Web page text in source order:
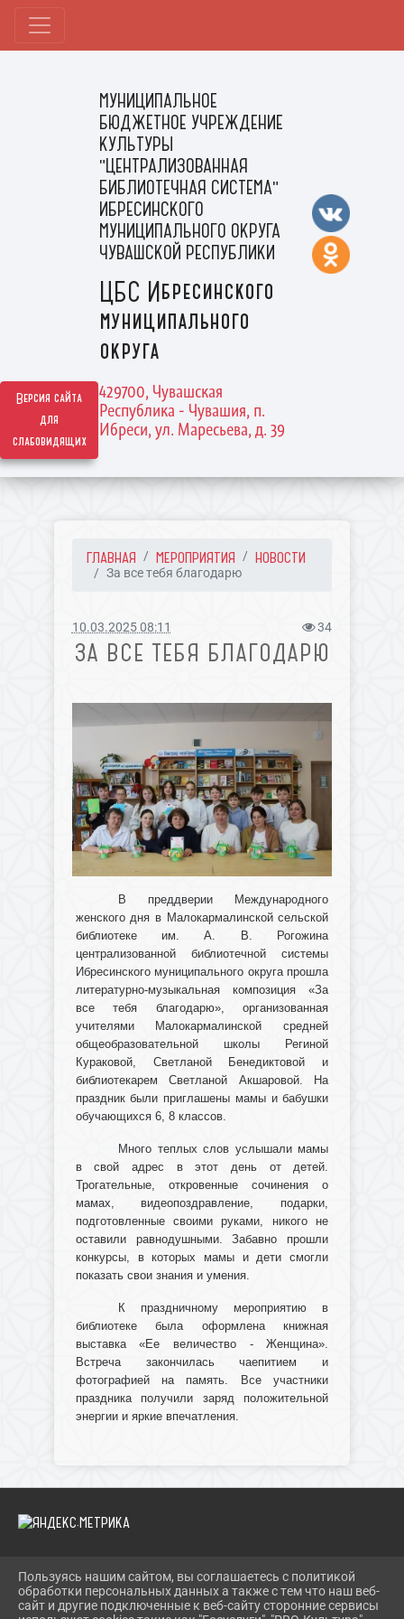
Версия сайта
для
слабовидящих
МУНИЦИПАЛЬНОЕ
БЮДЖЕТНОЕ УЧРЕЖДЕНИЕ
КУЛЬТУРЫ
"ЦЕНТРАЛИЗОВАННАЯ
БИБЛИОТЕЧНАЯ СИСТЕМА"
ИБРЕСИНСКОГО
МУНИЦИПАЛЬНОГО ОКРУГА
ЧУВАШСКОЙ РЕСПУБЛИКИ
ЦБС Ибресинского
муниципального
округа
429700, Чувашская
Республика - Чувашия, п.
Ибреси, ул. Маресьева, д. 39
ГЛАВНАЯ МЕРОПРИЯТИЯ НОВОСТИ
За все тебя благодарю
10.03.2025 08:11 34
ЗА ВСЕ ТЕБЯ БЛАГОДАРЮ
В преддверии Международного
женского дня в Малокармалинской сельской
библиотеке им. А. В. Рогожина
централизованной библиотечной системы
Ибресинского муниципального округа прошла
литературно-музыкальная композиция «За
все тебя благодарю», организованная
учителями Малокармалинской средней
общеобразовательной школы Региной
Кураковой, Светланой Бенедиктовой и
библиотекарем Светланой Акшаровой. На
праздник были приглашены мамы и бабушки
обучающихся 6, 8 классов.
Много теплых слов услышали мамы
в свой адрес в этот день от детей.
Трогательные, откровенные сочинения о
мамах, видеопоздравление, подарки,
подготовленные своими руками, никого не
оставили равнодушными. Забавно прошли
конкурсы, в которых мамы и дети смогли
показать свои знания и умения.
К праздничному мероприятию в
библиотеке была оформлена книжная
выставка «Ее величество - Женщина».
Встреча закончилась чаепитием и
фотографией на память. Все участники
праздника получили заряд положительной
энергии и яркие впечатления.
2026 Г. IBRBIB.RU
ВХОД
КАРТА САЙТА
Пользуясь нашим сайтом, вы соглашаетесь с политикой
обработки персональных данных а также с тем что наш веб-
сайт и другие подключенные к веб-сайту сторонние сервисы